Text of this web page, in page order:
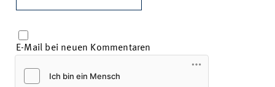
E-Mail bei neuen Kommentaren